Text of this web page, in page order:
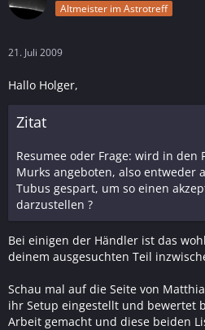
Altmeister im Astrotreff
21. Juli 2009
Hallo Holger,
Zitat
Resumee oder Frage: wird in den
Murks angeboten, also entweder
Tubus gespart, um so einen
darzustellen ?
Bei einigen der Händler ist das
deinem ausgesuchten Teil
Schau mal auf die Seite von
ihr Setup eingestellt und bewertet
Arbeit gemacht und diese beiden